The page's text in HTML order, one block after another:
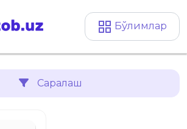
Бўлимлар
Саралаш